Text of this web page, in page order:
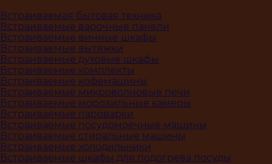
Встраиваемая бытовая техника
Встраиваемые варочные панели
Встраиваемые винные шкафы
Встраиваемые вытяжки
Встраиваемые духовые шкафы
Встраиваемые комплекты
Встраиваемые кофемашины
Встраиваемые микроволновые печи
Встраиваемые морозильные камеры
Встраиваемые пароварки
Встраиваемые посудомоечные машины
Встраиваемые стиральные машины
Встраиваемые холодильники
Встраиваемые шкафы для подогрева посуды